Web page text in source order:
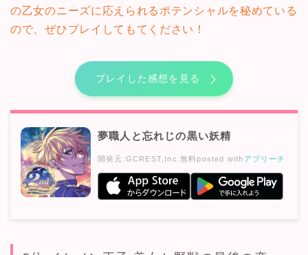
の乙女のニーズに応えられるポテンシャルを秘めている
ので、ぜひプレイしてもてください！
プレイした感想を見る
夢職人と忘れじの黒い妖精
開発元:GCREST,Inc.無料posted with アプリーチ